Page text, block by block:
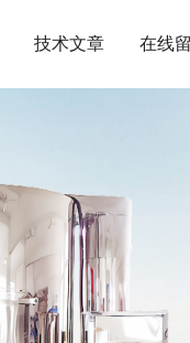
技术文章 在线